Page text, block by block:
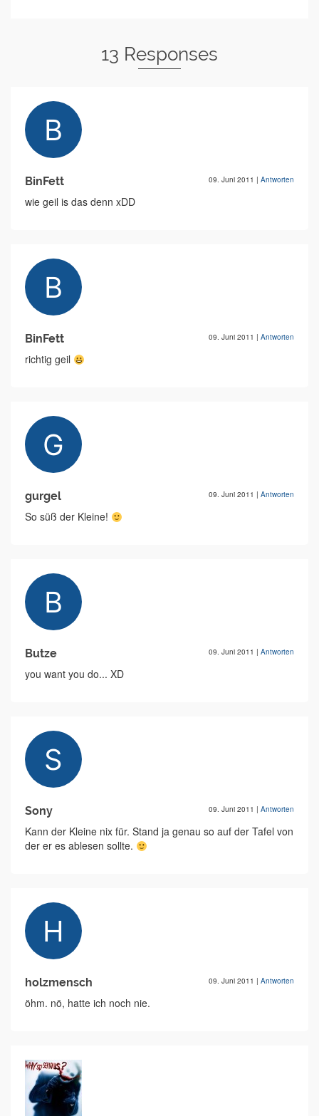
13 Responses
BinFett 09. Juni 2011 | Antworten
wie geil is das denn xDD
BinFett 09. Juni 2011 | Antworten
richtig geil
gurgel 09. Juni 2011 | Antworten
So süß der Kleine!
Butze 09. Juni 2011 | Antworten
you want you do... XD
Sony 09. Juni 2011 | Antworten
Kann der Kleine nix für. Stand ja genau so auf der Tafel von
der er es ablesen sollte.
holzmensch 09. Juni 2011 | Antworten
öhm. nö, hatte ich noch nie.